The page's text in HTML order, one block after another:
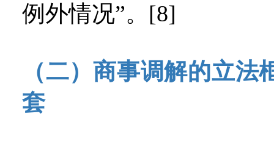
例外情况”。[8]
（二）商事调解的立法
套